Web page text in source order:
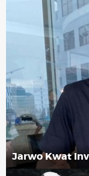
Jarwo Kwat